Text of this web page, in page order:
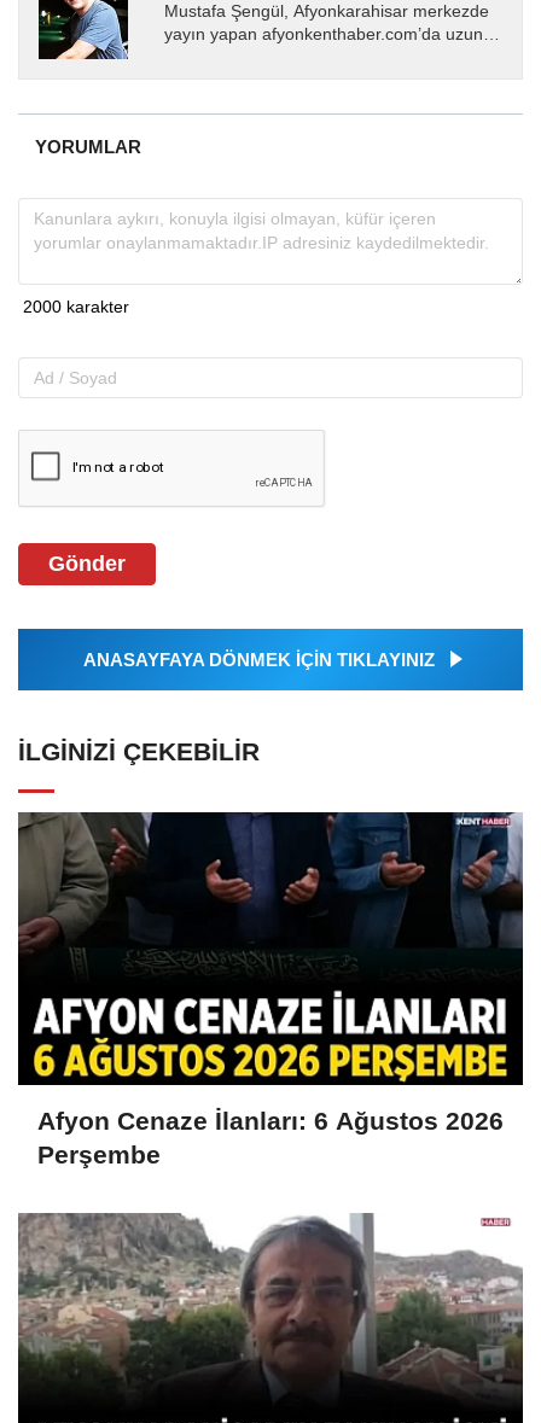
Mustafa Şengül, Afyonkarahisar merkezde
yayın yapan afyonkenthaber.com’da uzun
almakta, haber akışı...
YORUMLAR
Gönder
ANASAYFAYA DÖNMEK İÇİN TIKLAYINIZ
İLGINIZI ÇEKEBILIR
Afyon Cenaze İlanları: 6 Ağustos 2026
Perşembe